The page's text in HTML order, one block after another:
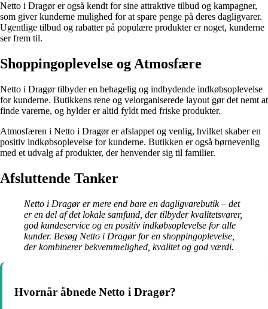
Netto i Dragør er også kendt for sine attraktive tilbud og kampagner,
som giver kunderne mulighed for at spare penge på deres dagligvarer.
Ugentlige tilbud og rabatter på populære produkter er noget, kunderne
ser frem til.
Shoppingoplevelse og Atmosfære
Netto i Dragør tilbyder en behagelig og indbydende indkøbsoplevelse
for kunderne. Butikkens rene og velorganiserede layout gør det nemt at
finde varerne, og hylder er altid fyldt med friske produkter.
Atmosfæren i Netto i Dragør er afslappet og venlig, hvilket skaber en
positiv indkøbsoplevelse for kunderne. Butikken er også børnevenlig
med et udvalg af produkter, der henvender sig til familier.
Afsluttende Tanker
Netto i Dragør er mere end bare en dagligvarebutik – det
er en del af det lokale samfund, der tilbyder kvalitetsvarer,
god kundeservice og en positiv indkøbsoplevelse for alle
kunder. Besøg Netto i Dragør for en shoppingoplevelse,
der kombinerer bekvemmelighed, kvalitet og god værdi.
Hvornår åbnede Netto i Dragør?